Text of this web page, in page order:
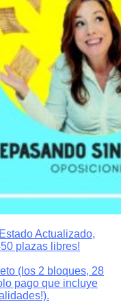
Actualizado,
plazas libres!
(los 2 bloques, 28
pago que incluye